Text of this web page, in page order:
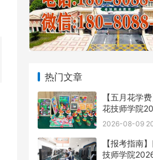
热门文章
【五月花学
花技师学院
准及招生专业
2026-08-09
【报考指南
技师学院